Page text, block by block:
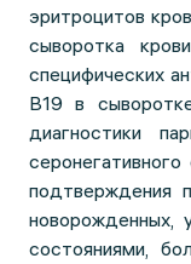
эритроцитов
сыворотка
специфических
В19 в
диагностики
подтверждения
новорожденных,
состояниями,